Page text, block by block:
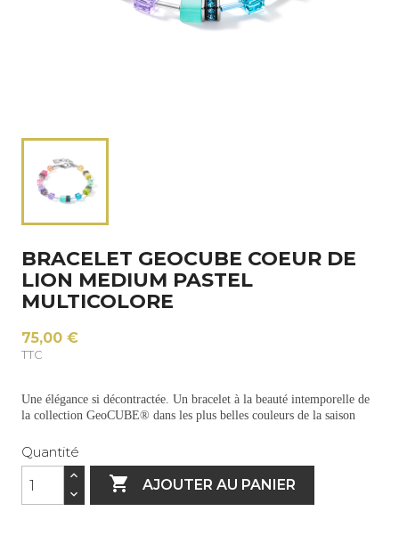
BRACELET GEOCUBE COEUR DE
LION MEDIUM PASTEL
MULTICOLORE
75,00 €
TTC
Une élégance si décontractée. Un bracelet à la beauté intemporelle de
la collection GeoCUBE® dans les plus belles couleurs de la saison
Quantité
 AJOUTER AU PANIER